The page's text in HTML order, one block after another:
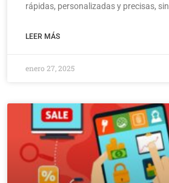
rápidas, personalizadas y precisas, sin
LEER MÁS
enero 27, 2025